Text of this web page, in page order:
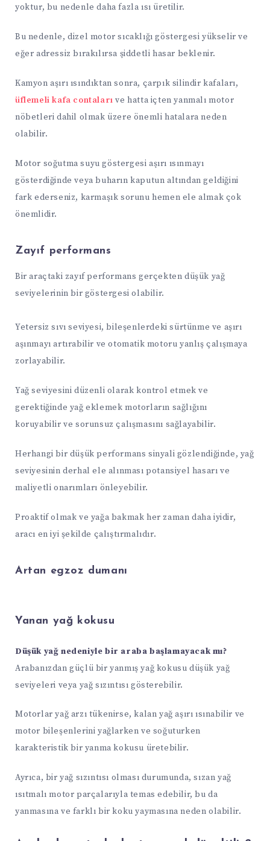
yoktur, bu nedenle daha fazla ısı üretilir.
Bu nedenle, dizel motor sıcaklığı göstergesi yükselir ve
eğer adressiz bırakılırsa şiddetli hasar beklenir.
Kamyon aşırı ısındıktan sonra, çarpık silindir kafaları,
üflemeli kafa contaları ve hatta içten yanmalı motor
nöbetleri dahil olmak üzere önemli hatalara neden
olabilir.
Motor soğutma suyu göstergesi aşırı ısınmayı
gösterdiğinde veya buharın kaputun altından geldiğini
fark ederseniz, karmaşık sorunu hemen ele almak çok
önemlidir.
Zayıf performans
Bir araçtaki zayıf performans gerçekten düşük yağ
seviyelerinin bir göstergesi olabilir.
Yetersiz sıvı seviyesi, bileşenlerdeki sürtünme ve aşırı
aşınmayı artırabilir ve otomatik motoru yanlış çalışmaya
zorlayabilir.
Yağ seviyesini düzenli olarak kontrol etmek ve
gerektiğinde yağ eklemek motorların sağlığını
koruyabilir ve sorunsuz çalışmasını sağlayabilir.
Herhangi bir düşük performans sinyali gözlendiğinde, yağ
seviyesinin derhal ele alınması potansiyel hasarı ve
maliyetli onarımları önleyebilir.
Proaktif olmak ve yağa bakmak her zaman daha iyidir,
aracı en iyi şekilde çalıştırmalıdır.
Artan egzoz dumanı
Yanan yağ kokusu
Düşük yağ nedeniyle bir araba başlamayacak mı?
Arabanızdan güçlü bir yanmış yağ kokusu düşük yağ
seviyeleri veya yağ sızıntısı gösterebilir.
Motorlar yağ arzı tükenirse, kalan yağ aşırı ısınabilir ve
motor bileşenlerini yağlarken ve soğuturken
karakteristik bir yanma kokusu üretebilir.
Ayrıca, bir yağ sızıntısı olması durumunda, sızan yağ
ısıtmalı motor parçalarıyla temas edebilir, bu da
yanmasına ve farklı bir koku yaymasına neden olabilir.